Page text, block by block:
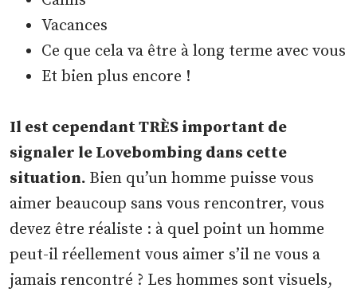
Vacances
Ce que cela va être à long terme avec vous
Et bien plus encore !
Il est cependant TRÈS important de
signaler le Lovebombing dans cette
situation. Bien qu’un homme puisse vous
aimer beaucoup sans vous rencontrer, vous
devez être réaliste : à quel point un homme
peut-il réellement vous aimer s’il ne vous a
jamais rencontré ? Les hommes sont visuels,